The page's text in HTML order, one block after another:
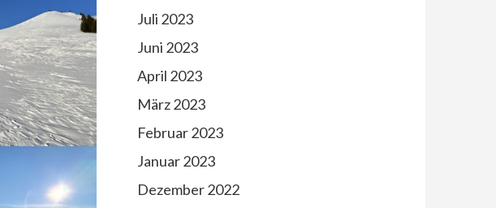
Juli 2023
Juni 2023
April 2023
März 2023
Februar 2023
Januar 2023
Dezember 2022